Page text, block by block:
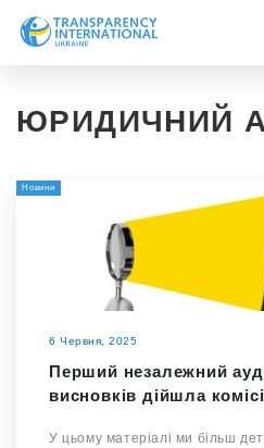
Новини
Напрями роботи
Долучитися
ЮРИДИЧНИЙ
Новини
6 Червня, 2025
Перший незалежний
висновків дійшла
У цьому матеріалі ми більш